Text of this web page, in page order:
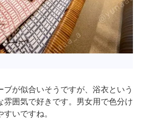
ブが似合いそうですが、浴衣という
雰囲気で好きです。男女用で色分け
いですね。